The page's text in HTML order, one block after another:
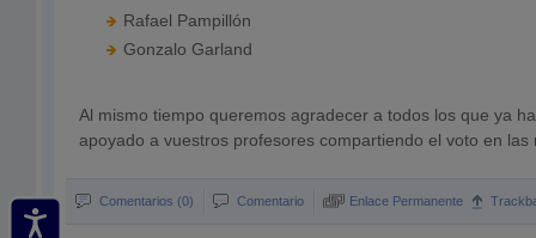
Rafael Pampillón
Gonzalo Garland
Al mismo tiempo queremos agradecer a todos los que ya
apoyado a vuestros profesores compartiendo el voto en las
Comentarios (0) Comentario Enlace Permanente